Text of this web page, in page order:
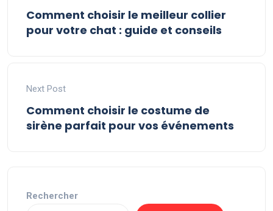
Comment choisir le meilleur collier
pour votre chat : guide et conseils
Next Post
Comment choisir le costume de
sirène parfait pour vos événements
Rechercher